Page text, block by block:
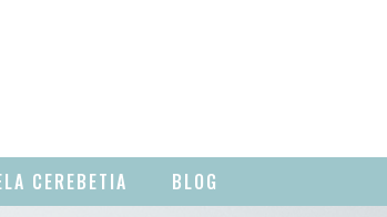
CEREBETIA BLOG